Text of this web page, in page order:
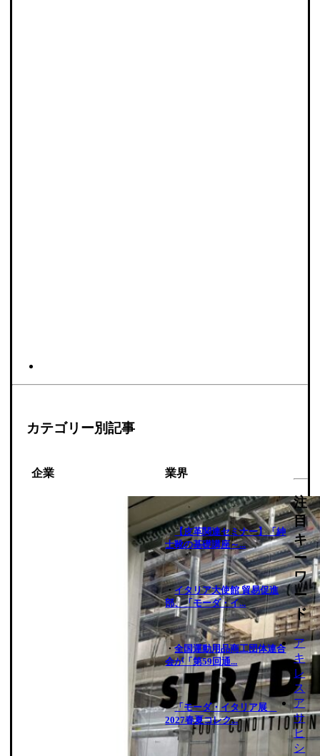
カテゴリー別記事
企業 業界
・【皮革関連セミナー】「紳
士靴の基礎講座～...
・イタリア大使館 貿易促進
部、「モーダ・イ...
・全国運動用品商工団体連合
会が「第59回通...
・「モーダ・イタリア展
2027春夏コレク...
注
目
キ
ー
ワ
ー
ド
ア
キ
レ
ス
ア
サ
ヒ
シ